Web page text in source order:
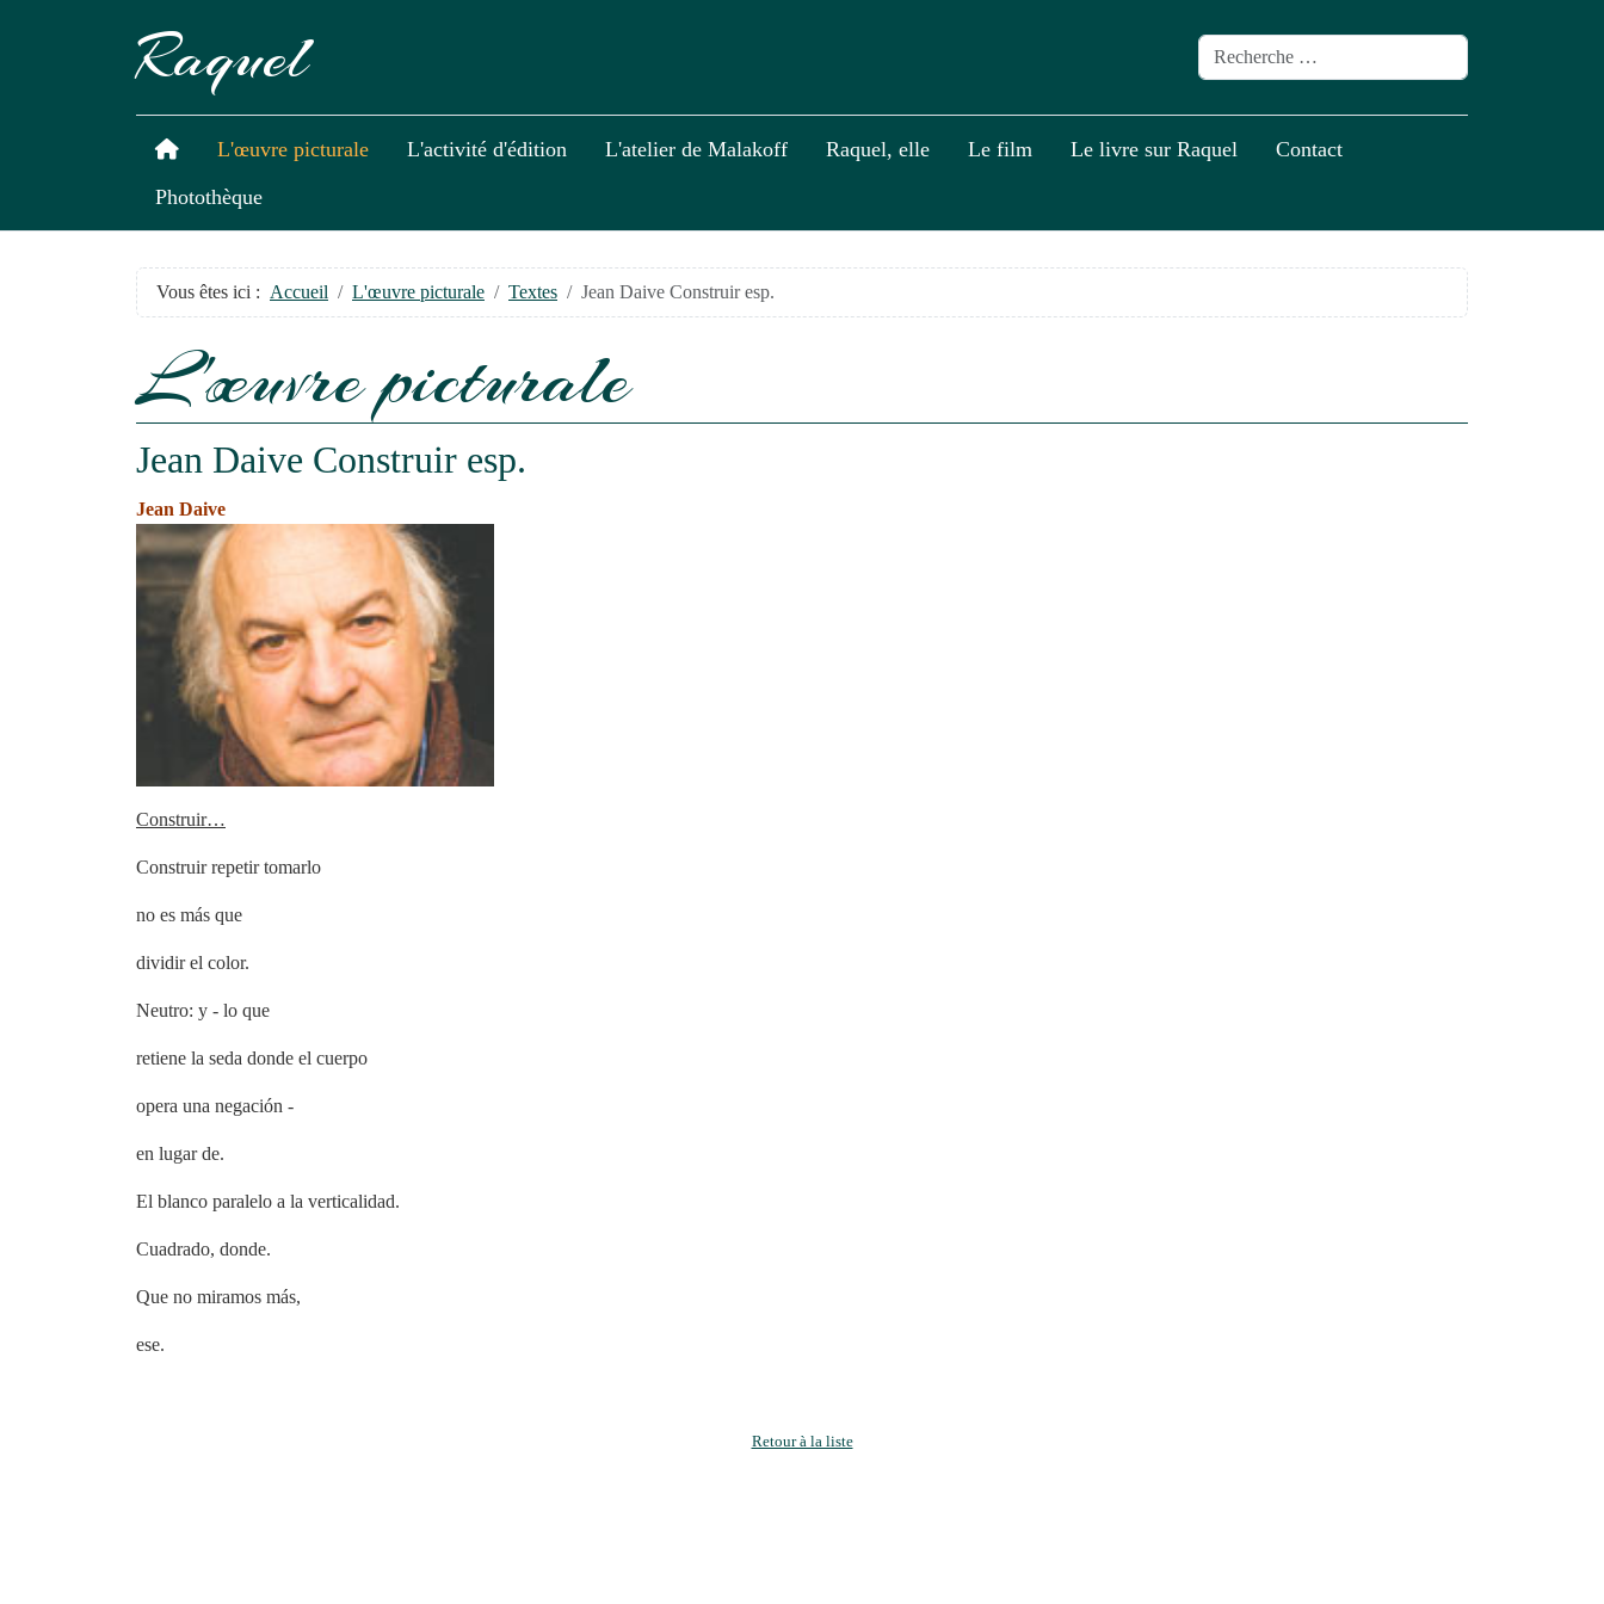
Raquel Valider
L'œuvre picturale L'activité d'édition L'atelier de Malakoff Raquel, elle Le film Le livre sur Raquel
Contact
Photothèque
Vous êtes ici : Accueil L'œuvre picturale Textes Jean Daive Construir esp.
L'œuvre picturale
Jean Daive Construir esp.
Jean Daive
Construir…
Construir repetir tomarlo
no es más que
dividir el color.
Neutro: y - lo que
retiene la seda donde el cuerpo
opera una negación -
en lugar de.
El blanco paralelo a la verticalidad.
Cuadrado, donde.
Que no miramos más,
ese.
Retour à la liste